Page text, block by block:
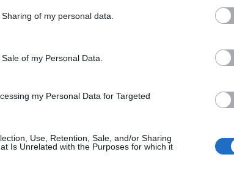
of my personal data.
of my Personal Data.
my Personal Data for Targeted
Use, Retention, Sale, and/or Sharing
Is Unrelated with the Purposes for which it
Πρόσθετες μόνιμες
για τις συντάξεις
βρίσκονται στο
22/06/2026 - 15:09
Πακέτο ΔΕΘ: